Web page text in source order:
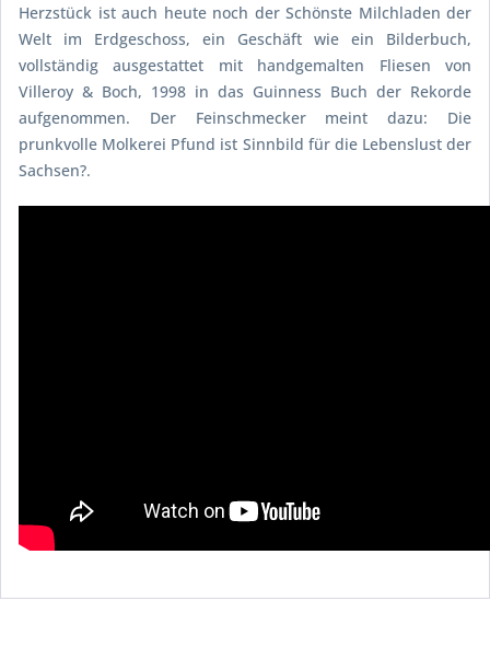
Herzstück ist auch heute noch der Schönste Milchladen der
Welt im Erdgeschoss, ein Geschäft wie ein Bilderbuch,
vollständig ausgestattet mit handgemalten Fliesen von
Villeroy & Boch, 1998 in das Guinness Buch der Rekorde
aufgenommen. Der Feinschmecker meint dazu: Die
prunkvolle Molkerei Pfund ist Sinnbild für die Lebenslust der
Sachsen?.